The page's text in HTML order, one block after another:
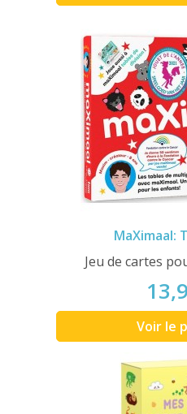
MaXimaal:
Jeu de cartes
Voir le